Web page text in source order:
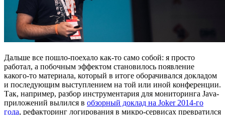
Дальше все пошло-поехало как-то само собой: я просто
работал, а побочным эффектом становилось появление
какого-то материала, который в итоге оборачивался докладом
и последующим выступлением на той или иной конференции.
Так, например, разбор инструментария для мониторинга Java-
приложений вылился в обзорный доклад на Joker 2014-го
года, рефакторинг логирования в микро-сервисах превратился